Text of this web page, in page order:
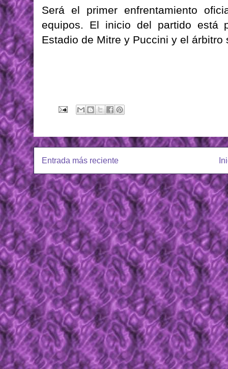
Será el primer enfrentamiento
equipos. El inicio del partido está
Estadio de Mitre y Puccini y el árbitro
Entrada más reciente